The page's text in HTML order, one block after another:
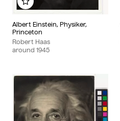
Albert Einstein, Physiker,
Princeton
Robert Haas
around 1945
Add to my album